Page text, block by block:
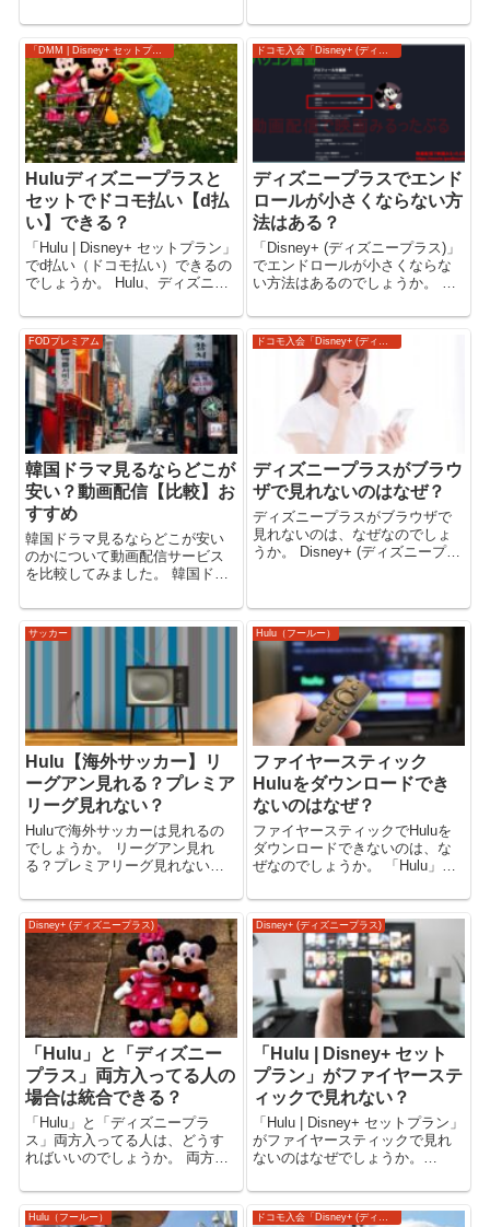
セットプラン」で「Hulu」も
「Disney+（ディズニープラ
ス）」も、両方が見放題 【Hulu |
Dis...
画、バラエティ、アニメ、スポ
ーツ、ニュースを見る。
【Hulu】 『月夜行路 ―答えは名
作の中に―』 『月夜行路...
「DMM | Disney+ セットプラン」
Huluディズニープラスと
セットでドコモ払い【d払
い】できる？
「Hulu | Disney+ セットプラン」
でd払い（ドコモ払い）できるの
でしょうか。 Hulu、ディズニー
リア決済について解説します。
「Hulu | Disney+ セットプラン」
で「Hulu」も「Disn...
ディズニープラスでエンド
ロールが小さくならない方
法はある？
「Disney+ (ディズニープラス)」
でエンドロールが小さくならな
い方法はあるのでしょうか。 ま
れないという問題もあるようで
す。 便利な視聴方法も合わせ
て、以下に解説いたします。
Disney+（ディズニープラ...
FODプレミアム
韓国ドラマ見るならどこが
安い？動画配信【比較】お
すすめ
韓国ドラマ見るならどこが安い
のかについて動画配信サービス
を比較してみました。 韓国ドラ
いのか迷っている方に、おすす
め動画配信サービスをご紹介し
ます。 【比較】韓国ドラマ見る
ならどこが安い？【動画配信】
ドコモ入会「Disney+ (ディズニープラス)」
ディズニープラスがブラウ
ザで見れないのはなぜ？
ディズニープラスがブラウザで
見れないのは、なぜなのでしょ
うか。 Disney+ (ディズニープラ
ス)】 ドコモ経由で「Disney+
【...
サッカー
Hulu【海外サッカー】リ
ーグアン見れる？プレミア
リーグ見れない？
Huluで海外サッカーは見れるの
でしょうか。 リーグアン見れ
る？プレミアリーグ見れない？
エティ、アニメ、スポーツ、ニ
ュースを見る。 【Hulu】 Huluで
海外サッカー見れる？見れな
い？ Huluで海外サッ...
Hulu（フールー）
ファイヤースティック
Huluをダウンロードでき
ないのはなぜ？
ファイヤースティックでHuluを
ダウンロードできないのは、な
ぜなのでしょうか。 「Hulu」で
ニメ、スポーツ、ニュースを見
る。 【Hulu】 ファイヤースティ
ック（Fire TV Stick） ファイヤ
ースティッ...
Disney+ (ディズニープラス)
「Hulu」と「ディズニー
プラス」両方入ってる人の
場合は統合できる？
「Hulu」と「ディズニープラ
ス」両方入ってる人は、どうす
ればいいのでしょうか。 両方入
| Disney+ セットプラン」に統合
して1本化できます。 どちらか1
Disney+ (ディズニープラス)
「Hulu | Disney+ セット
プラン」がファイヤーステ
ィックで見れない？
「Hulu | Disney+ セットプラン」
がファイヤースティックで見れ
ないのはなぜでしょうか。
で「Hulu」も「Disney+（ディズ
ニープラス）」も、両方が見放
Hulu（フールー）